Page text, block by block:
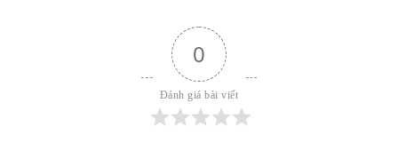
0
Đánh giá bài viết